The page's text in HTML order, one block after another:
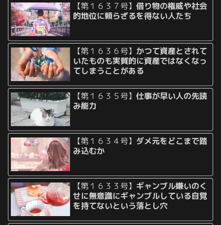
【第１６３７号】借り物の権威や社会
的地位に頼らざるを得ない人たち
【第１６３６号】 かつて資産とされて
いたものも実質的に資産ではなくなっ
てしまうことがある
【第１６３５号】仕事が早い人の先読
み能力
【第１６３４号】 ダメ元をどこまで踏
み込むか
【第１６３３号】 ギャンブル嫌いのく
せに無意識にギャンブルしている自覚
を持てないという落とし穴